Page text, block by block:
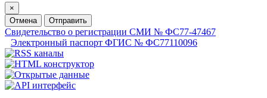
×
Отмена
Отправить
Свидетельство о регистрации СМИ № ФС77-47467
Электронный паспорт ФГИС № ФС77110096